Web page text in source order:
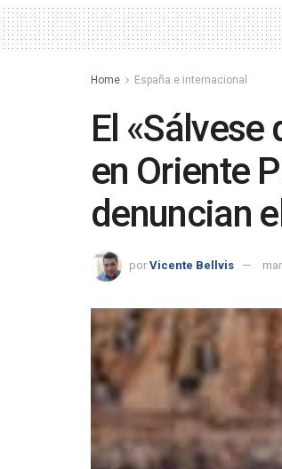
Home España e internacional
El
en Oriente
denuncian
por Vicente Bellvis